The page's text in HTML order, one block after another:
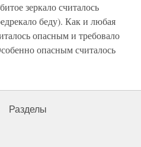
зеркало считалось
беду). Как и любая
опасным и требовало
опасным считалось
Разделы